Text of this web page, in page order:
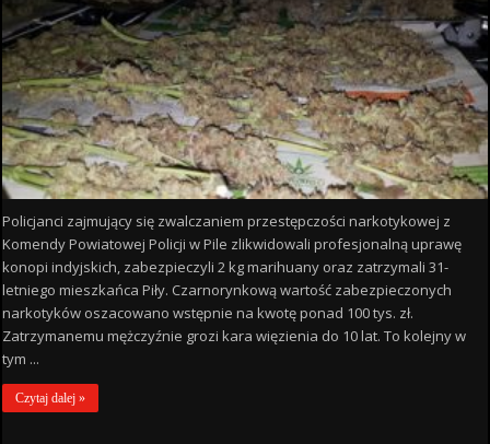
Policjanci zajmujący się zwalczaniem przestępczości narkotykowej z
Komendy Powiatowej Policji w Pile zlikwidowali profesjonalną uprawę
konopi indyjskich, zabezpieczyli 2 kg marihuany oraz zatrzymali 31-
letniego mieszkańca Piły. Czarnorynkową wartość zabezpieczonych
narkotyków oszacowano wstępnie na kwotę ponad 100 tys. zł.
Zatrzymanemu mężczyźnie grozi kara więzienia do 10 lat. To kolejny w
tym ...
Czytaj dalej »